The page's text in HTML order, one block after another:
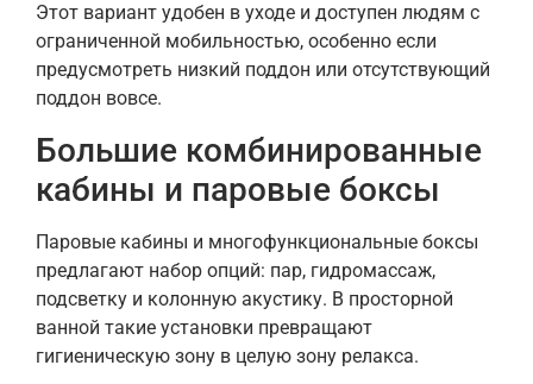
Этот вариант удобен в уходе и доступен людям с
ограниченной мобильностью, особенно если
предусмотреть низкий поддон или отсутствующий
поддон вовсе.
Большие комбинированные
кабины и паровые боксы
Паровые кабины и многофункциональные боксы
предлагают набор опций: пар, гидромассаж,
подсветку и колонную акустику. В просторной
ванной такие установки превращают
гигиеническую зону в целую зону релакса.